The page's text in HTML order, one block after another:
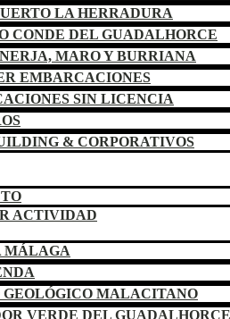
LA HERRADURA
CONDE DEL GUADALHORCE
MARO Y BURRIANA
EMBARCACIONES
SIN LICENCIA
& CORPORATIVOS
ACTIVIDAD
MÁLAGA
MALACITANO
VERDE DEL GUADALHORCE